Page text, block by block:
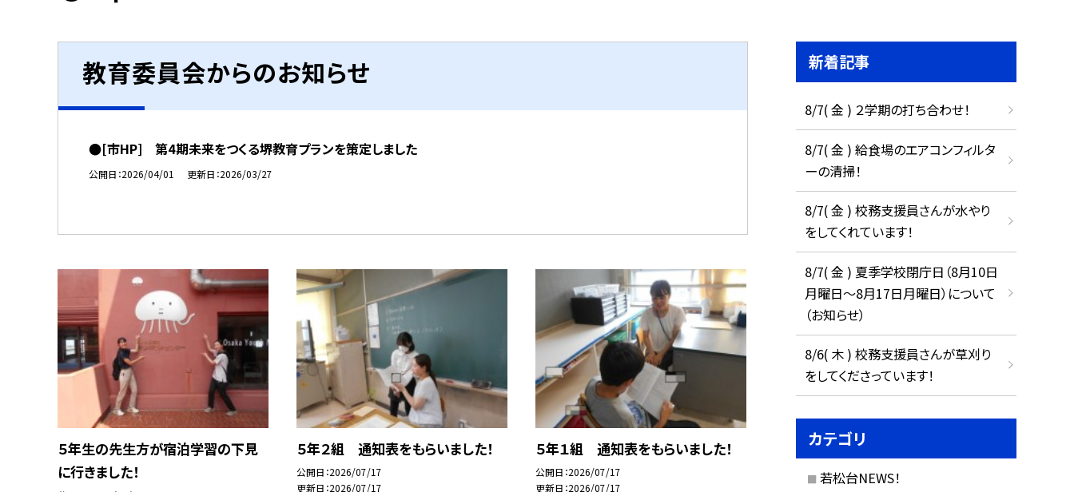
教育委員会からのお知らせ
●[市HP] 第4期未来をつくる堺教育プランを策定しました
公開日 2026/04/01 更新日 2026/03/27
５年生の先生方が宿泊学習の下見
に行きました！
５年２組 通知表をもらいました！
公開日 2026/07/17
更新日 2026/07/17
５年１組 通知表をもらいました！
公開日 2026/07/17
更新日 2026/07/17
新着記事
8/7( 金 ) ２学期の打ち合わせ！
8/7( 金 ) 給食場のエアコンフィルタ
ーの清掃！
8/7( 金 ) 校務支援員さんが水やり
をしてくれています！
8/7( 金 ) 夏季学校閉庁日（8月10日
月曜日～8月17日月曜日）について
（お知らせ）
8/6( 木 ) 校務支援員さんが草刈り
をしてくださっています！
カテゴリ
若松台NEWS！